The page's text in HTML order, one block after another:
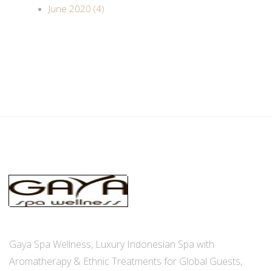
June 2020 (4)
Gaya Spa Wellness, Luxury Indonesian Spa with
Aromatherapy & Ethnic Treatments for Global Guests,